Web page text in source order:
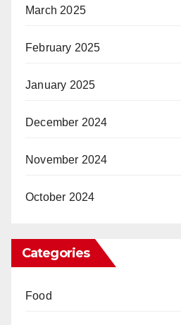
March 2025
February 2025
January 2025
December 2024
November 2024
October 2024
Categories
Food